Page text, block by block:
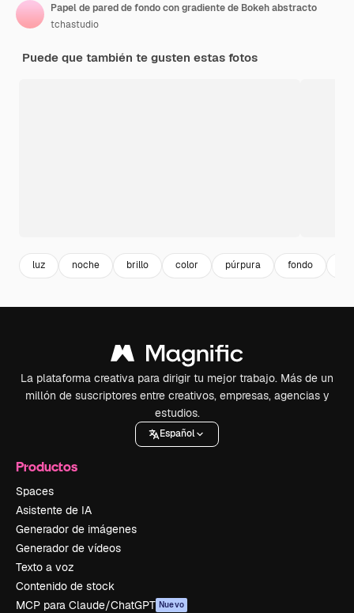
Papel de pared de fondo con gradiente de Bokeh abstracto
tchastudio
Puede que también te gusten estas fotos
luz noche brillo color púrpura fondo
La plataforma creativa para dirigir tu mejor trabajo. Más de un
millón de suscriptores entre creativos, empresas, agencias y
estudios.
Español
Productos
Spaces
Asistente de IA
Generador de imágenes
Generador de vídeos
Texto a voz
Contenido de stock
MCP para Claude/ChatGPT Nuevo